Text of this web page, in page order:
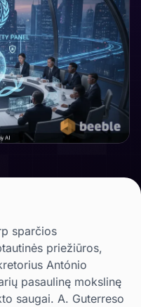
sparčios
priežiūros,
António
pasaulinę mokslinę
saugai. A. Guterreso